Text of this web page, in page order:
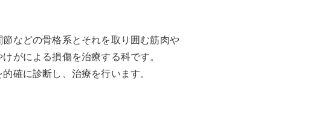
などの骨格系とそれを取り囲む筋肉や
がによる損傷を治療する科です。
確に診断し、治療を行います。